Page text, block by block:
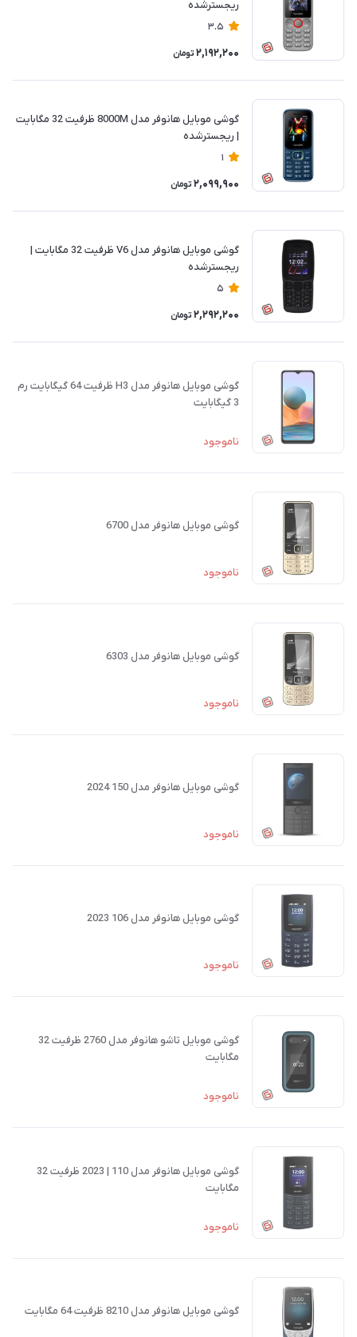
ریجسترشده
3.5
2,192,200 تومان
گوشی موبایل هانوفر مدل 8000M ظرفیت 32 مگابایت
| ریجسترشده
1
2,099,900 تومان
گوشی موبایل هانوفر مدل V6 ظرفیت 32 مگابایت |
ریجسترشده
5
2,292,200 تومان
گوشی موبایل هانوفر مدل H3 ظرفیت 64 گیگابایت رم
3 گیگابایت
ناموجود
گوشی موبایل هانوفر مدل 6700
ناموجود
گوشی موبایل هانوفر مدل 6303
ناموجود
گوشی موبایل هانوفر مدل 150 2024
ناموجود
گوشی موبایل هانوفر مدل 106 2023
ناموجود
گوشی موبایل تاشو هانوفر مدل 2760 ظرفیت 32
مگابایت
ناموجود
گوشی موبایل هانوفر مدل 110 | 2023 ظرفیت 32
مگابایت
ناموجود
گوشی موبایل هانوفر مدل 8210 ظرفیت 64 مگابایت